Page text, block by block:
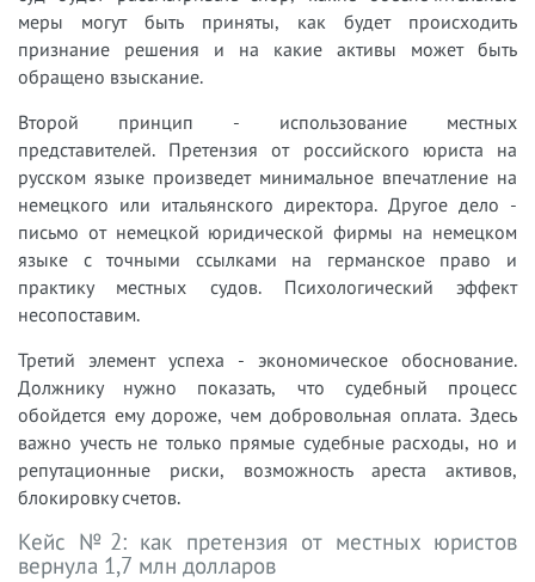
меры могут быть приняты, как будет происходить
признание решения и на какие активы может быть
обращено взыскание.
Второй принцип - использование местных
представителей. Претензия от российского юриста на
русском языке произведет минимальное впечатление на
немецкого или итальянского директора. Другое дело -
письмо от немецкой юридической фирмы на немецком
языке с точными ссылками на германское право и
практику местных судов. Психологический эффект
несопоставим.
Третий элемент успеха - экономическое обоснование.
Должнику нужно показать, что судебный процесс
обойдется ему дороже, чем добровольная оплата. Здесь
важно учесть не только прямые судебные расходы, но и
репутационные риски, возможность ареста активов,
блокировку счетов.
Кейс №2: как претензия от местных юристов
вернула 1,7 млн долларов